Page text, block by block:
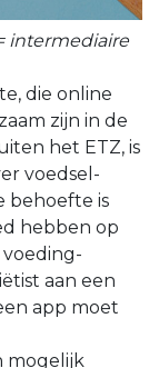
intermediaire
die online
zijn in de
het ETZ, is
voedsel-
behoefte is
hebben op
aan een
app moet
mogelijk